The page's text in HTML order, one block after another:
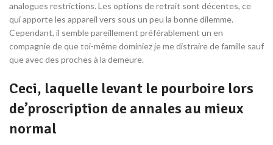
analogues restrictions. Les options de retrait sont décentes, ce
qui apporte les appareil vers sous un peu la bonne dilemme.
Cependant, il semble pareillement préférablement un en
compagnie de que toi-même dominiez je me distraire de famille sauf
que avec des proches à la demeure.
Ceci, laquelle levant le pourboire lors
de’proscription de annales au mieux
normal